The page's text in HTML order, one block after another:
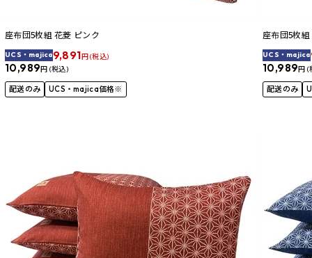
座布団5枚組 花菱 ピンク
UCS・majica9,891円 (税込)
10,989円 (税込)
配送のみ UCS・majica価格※
座布団5枚
UCS・majica
10,989円 (
配送のみ